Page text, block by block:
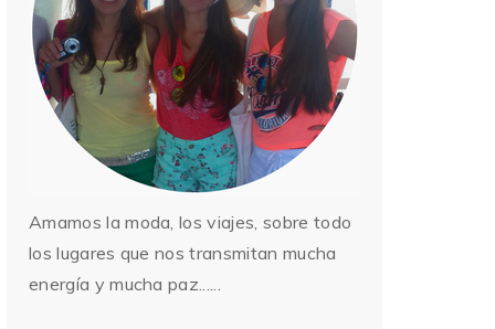
Amamos la moda, los viajes, sobre todo
los lugares que nos transmitan mucha
energía y mucha paz......